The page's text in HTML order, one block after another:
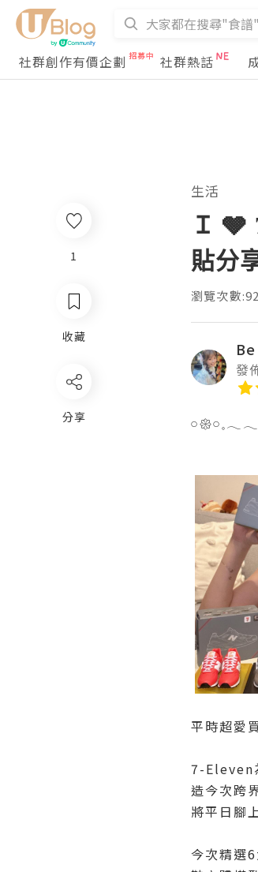
社群創作有價企劃 社群熱話
生活
Ｉ
貼分
瀏覽次數:92
Be
發
平時超愛
7-Eleven
造今次跨
將平日腳
今次精選
1
收藏
分享